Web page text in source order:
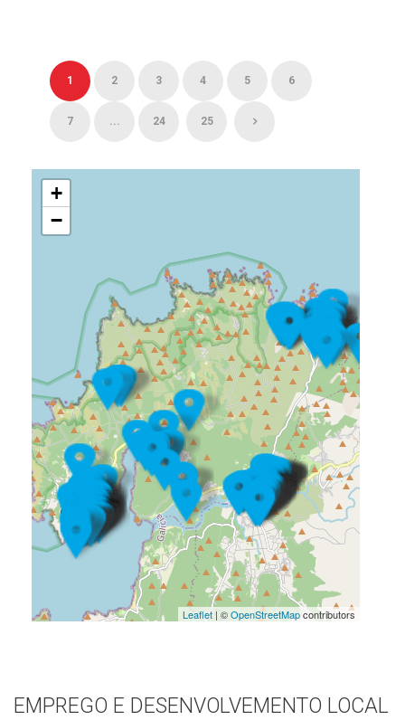
1 2 3 4 5 6
7 ... 24 25
+
−
Leaflet| ©OpenStreetMapcontributors
EMPREGO E DESENVOLVEMENTO LOCAL